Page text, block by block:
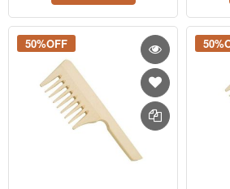
50%OFF